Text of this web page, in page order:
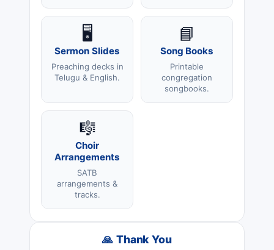
🖥️
Sermon Slides
Preaching decks in
Telugu & English.
📘
Song Books
Printable
congregation
songbooks.
🎼
Choir
Arrangements
SATB
arrangements &
tracks.
🙏 Thank You